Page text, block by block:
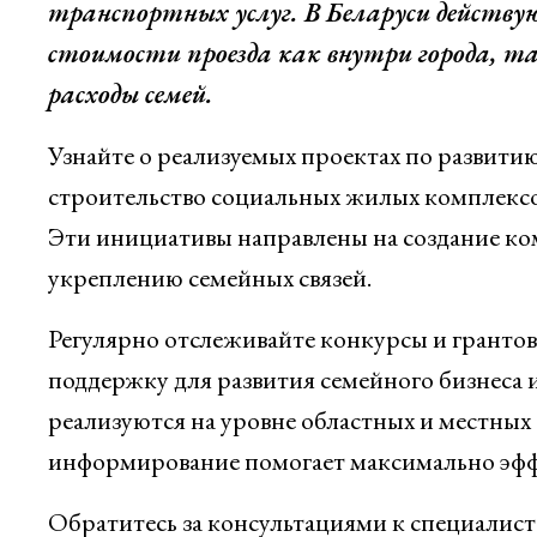
транспортных услуг. В Беларуси
стоимости проезда как внутри города,
расходы семей.
Узнайте о реализуемых проектах по
строительство социальных жилых
Эти инициативы направлены на создание
укреплению семейных связей.
Регулярно отслеживайте конкурсы и
поддержку для развития семейного
реализуются на уровне областных и
информирование помогает максимально
Обратитесь за консультациями к